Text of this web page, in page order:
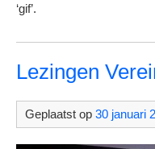
‘gif’.
Lezingen
Geplaatst op 30 januari